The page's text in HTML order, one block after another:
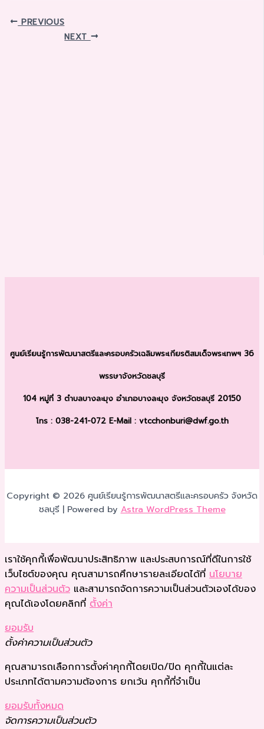
PREVIOUS
NEXT
ศูนย์เรียนรู้การพัฒนาสตรีและครอบครัวเฉลิมพระเกียรติสมเด็จพระเทพฯ 36
พรรษาจังหวัดชลบุรี
104 หมู่ที่ 3 ตำบลบางละมุง อำเภอบางละมุง จังหวัดชลบุรี 20150
โทร : 038-241-072 E-Mail : vtcchonburi@dwf.go.th
Copyright © 2026 ศูนย์เรียนรู้การพัฒนาสตรีและครอบครัว จังหวัด
ชลบุรี | Powered byAstra WordPress Theme
เราใช้คุกกี้เพื่อพัฒนาประสิทธิภาพ และประสบการณ์ที่ดีในการใช้
เว็บไซต์ของคุณ คุณสามารถศึกษารายละเอียดได้ที่ นโยบาย
ความเป็นส่วนตัว และสามารถจัดการความเป็นส่วนตัวเองได้ของ
คุณได้เองโดยคลิกที่ ตั้งค่า
ยอมรับ
ตั้งค่าความเป็นส่วนตัว
คุณสามารถเลือกการตั้งค่าคุกกี้โดยเปิด/ปิด คุกกี้ในแต่ละ
ประเภทได้ตามความต้องการ ยกเว้น คุกกี้ที่จำเป็น
ยอมรับทั้งหมด
จัดการความเป็นส่วนตัว